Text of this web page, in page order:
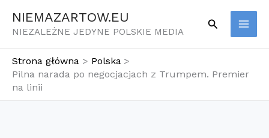
NIEMAZARTOW.EU
NIEZALEŻNE JEDYNE POLSKIE MEDIA
Szukaj
Strona główna
Polska
Pilna narada po negocjacjach z Trumpem. Premier
na linii